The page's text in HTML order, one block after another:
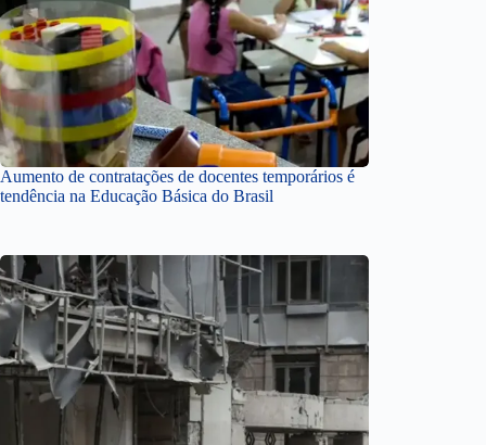
Aumento de contratações de docentes temporários é
tendência na Educação Básica do Brasil